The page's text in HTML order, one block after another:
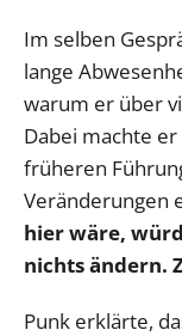
Im selben
lange
warum er über
Dabei machte
früheren
Veränderungen
hier wäre,
nichts ändern.
Punk erklärte,